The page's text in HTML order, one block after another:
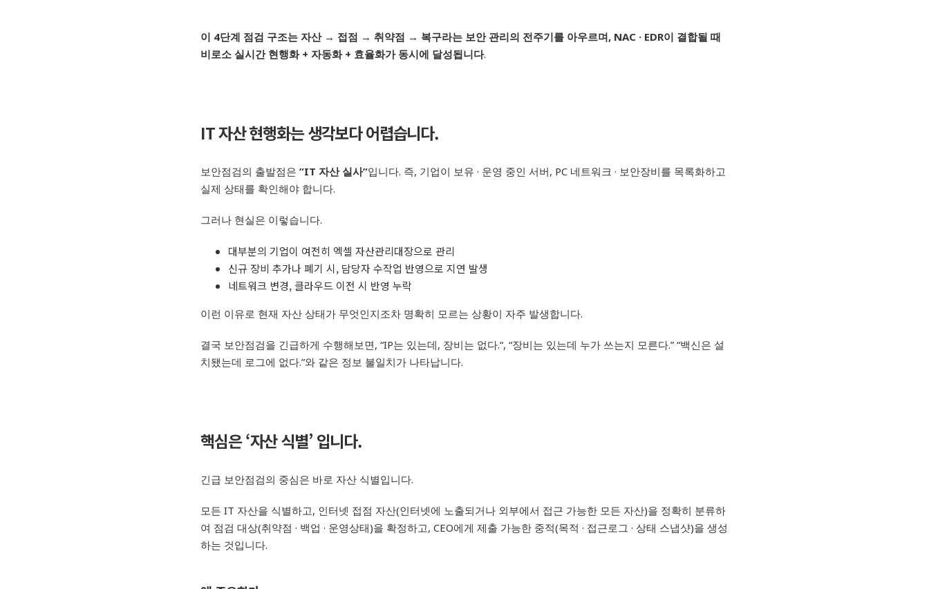
이 4단계 점검 구조는자산 → 접점 → 취약점 → 복구라는 보안 관리의 전주기를 아우르며, NAC · EDR이 결합될 때
비로소 실시간 현행화 +자동화 + 효율화가 동시에 달성됩니다.
IT자산 현행화는 생각보다 어렵습니다.
보안점검의 출발점은”IT자산 실사”입니다. 즉, 기업이 보유· 운영 중인 서버, PC 네트워크· 보안장비를 목록화하고
실제 상태를 확인해야 합니다.
그러나 현실은 이렇습니다.
대부분의 기업이 여전히 엑셀 자산관리대장으로 관리
신규 장비 추가나 폐기 시, 담당자 수작업 반영으로 지연 발생
네트워크 변경,클라우드 이전 시 반영 누락
이런 이유로 현재 자산 상태가 무엇인지조차 명확히 모르는 상황이 자주 발생합니다.
결국 보안점검을 긴급하게 수행해보면,“IP는 있는데, 장비는 없다.“, “장비는 있는데 누가 쓰는지 모른다.” “백신은 설
치됐는데 로그에 없다.”와 같은 정보 불일치가 나타납니다.
핵심은‘자산식별’ 입니다.
긴급 보안점검의 중심은 바로 자산 식별입니다.
모든IT 자산을 식별하고, 인터넷 접점 자산(인터넷에 노출되거나 외부에서 접근 가능한 모든 자산)을 정확히 분류하
여 점검 대상(취약점· 백업· 운영상태)을 확정하고, CEO에게 제출 가능한 중적(목적· 접근로그· 상태 스냅샷)을 생성
하는 것입니다.